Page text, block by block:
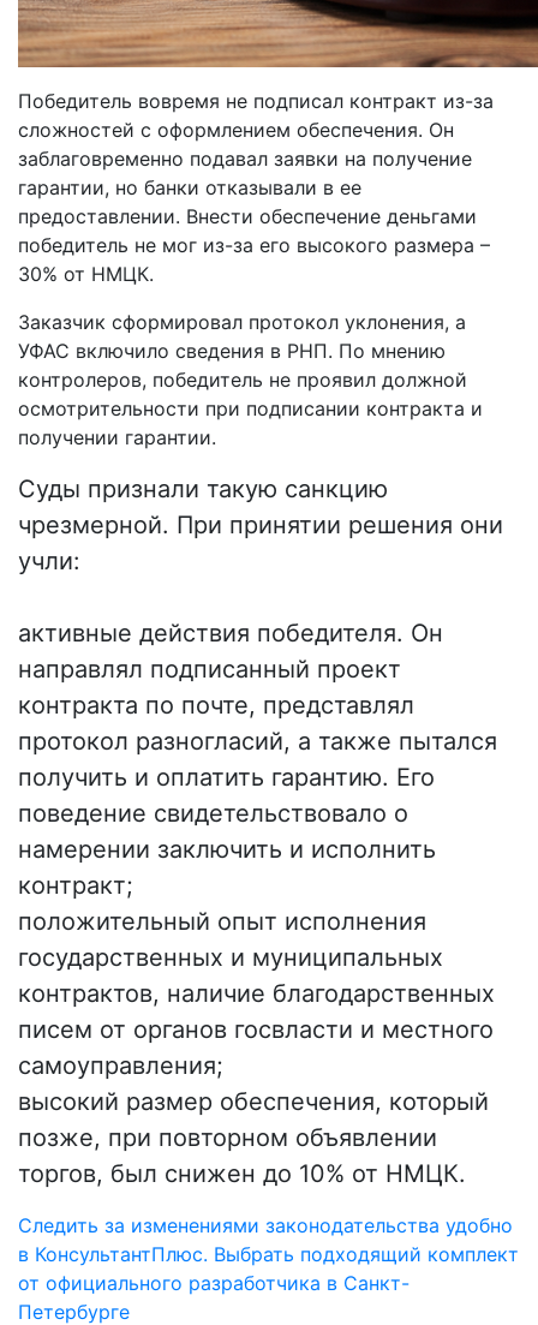
Победитель вовремя не подписал контракт из-за
сложностей с оформлением обеспечения. Он
заблаговременно подавал заявки на получение
гарантии, но банки отказывали в ее
предоставлении. Внести обеспечение деньгами
победитель не мог из-за его высокого размера –
30% от НМЦК.
Заказчик сформировал протокол уклонения, а
УФАС включило сведения в РНП. По мнению
контролеров, победитель не проявил должной
осмотрительности при подписании контракта и
получении гарантии.
Суды признали такую санкцию
чрезмерной. При принятии решения они
учли:
активные действия победителя. Он
направлял подписанный проект
контракта по почте, представлял
протокол разногласий, а также пытался
получить и оплатить гарантию. Его
поведение свидетельствовало о
намерении заключить и исполнить
контракт;
положительный опыт исполнения
государственных и муниципальных
контрактов, наличие благодарственных
писем от органов госвласти и местного
самоуправления;
высокий размер обеспечения, который
позже, при повторном объявлении
торгов, был снижен до 10% от НМЦК.
Следить за изменениями законодательства удобно
в КонсультантПлюс. Выбрать подходящий комплект
от официального разработчика в Санкт-
Петербурге